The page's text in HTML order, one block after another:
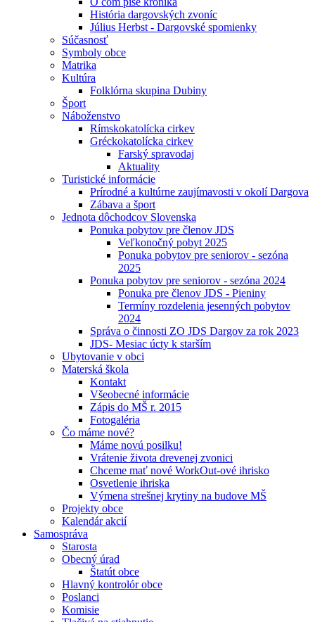
História dargovských zvoníc
Július Herbst - Dargovské spomienky
Súčasnosť
Symboly obce
Matrika
Kultúra
Folklórna skupina Dubiny
Šport
Náboženstvo
Rímskokatolícka cirkev
Gréckokatolícka cirkev
Farský spravodaj
Aktuality
Turistické informácie
Prírodné a kultúrne zaujímavosti v okolí Dargova
Zábava a šport
Jednota dôchodcov Slovenska
Ponuka pobytov pre členov JDS
Veľkonočný pobyt 2025
Ponuka pobytov pre seniorov - sezóna
2025
Ponuka pobytov pre seniorov - sezóna 2024
Ponuka pre členov JDS - Pieniny
Termíny rozdelenia jesenných pobytov
2024
Správa o činnosti ZO JDS Dargov za rok 2023
JDS- Mesiac úcty k starším
Ubytovanie v obci
Materská škola
Kontakt
Všeobecné informácie
Zápis do MŠ r. 2015
Fotogaléria
Čo máme nové?
Máme novú posilku!
Vrátenie života drevenej zvonici
Chceme mať nové WorkOut-ové ihrisko
Osvetlenie ihriska
Výmena strešnej krytiny na budove MŠ
Projekty obce
Kalendár akcií
Samospráva
Starosta
Obecný úrad
Štatút obce
Hlavný kontrolór obce
Poslanci
Komisie